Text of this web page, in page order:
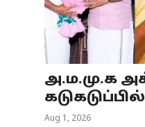
அ.ம.மு.க
Aug 1, 2026